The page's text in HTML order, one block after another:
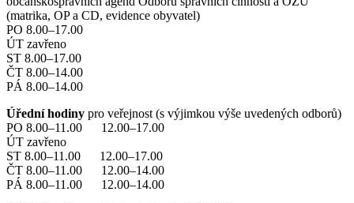
(matrika, OP a CD, evidence obyvatel)
PO 8.00–17.00
ÚT zavřeno
ST 8.00–17.00
ČT 8.00–14.00
PÁ 8.00–14.00
Úřední hodiny pro veřejnost (s výjimkou výše uvedených odborů)
PO 8.00–11.00 12.00–17.00
ÚT zavřeno
ST 8.00–11.00 12.00–17.00
ČT 8.00–11.00 12.00–14.00
PÁ 8.00–11.00 12.00–14.00